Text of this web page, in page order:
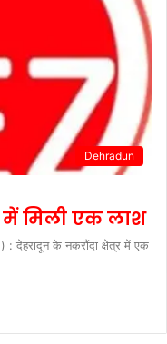
Dehradun
में मिली एक लाश
देहरादून के नकरौंदा क्षेत्र में एक